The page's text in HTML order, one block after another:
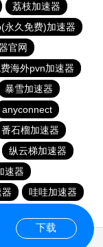
荔枝加速器
永久免费)加速器
官网
海外pvn加速器
暴雪加速器
anyconnect
番石榴加速器
纵云梯加速器
速器
哇哇加速器
下载